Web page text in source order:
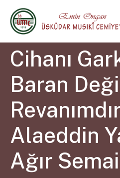
Cihanı
Baran
Alaeddin
Ağır